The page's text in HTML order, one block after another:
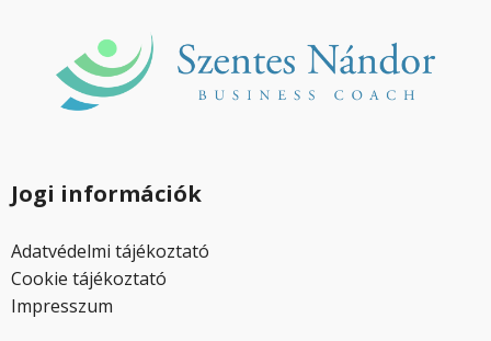
Jogi információk
Adatvédelmi tájékoztató
Cookie tájékoztató
Impresszum